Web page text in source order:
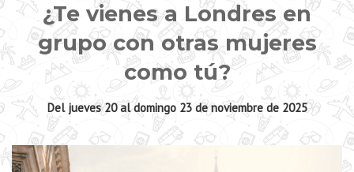
¿Te vienes a Londres en
grupo con otras mujeres
como tú?
Del jueves 20 al domingo 23 de noviembre de 2025